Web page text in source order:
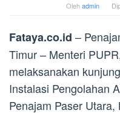
Olehadmin
Fataya.co.id –
Timur – Menteri
melaksanakan
Instalasi Pengolahan
Penajam Paser